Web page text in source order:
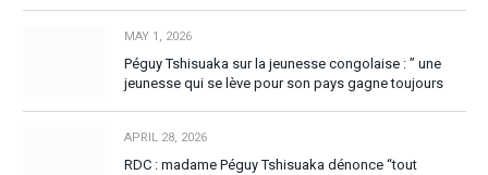
MAY 1, 2026
Péguy Tshisuaka sur la jeunesse congolaise : ” une
jeunesse qui se lève pour son pays gagne toujours
APRIL 28, 2026
RDC : madame Péguy Tshisuaka dénonce “tout